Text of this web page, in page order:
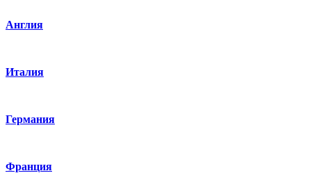
Англия
Италия
Германия
Франция